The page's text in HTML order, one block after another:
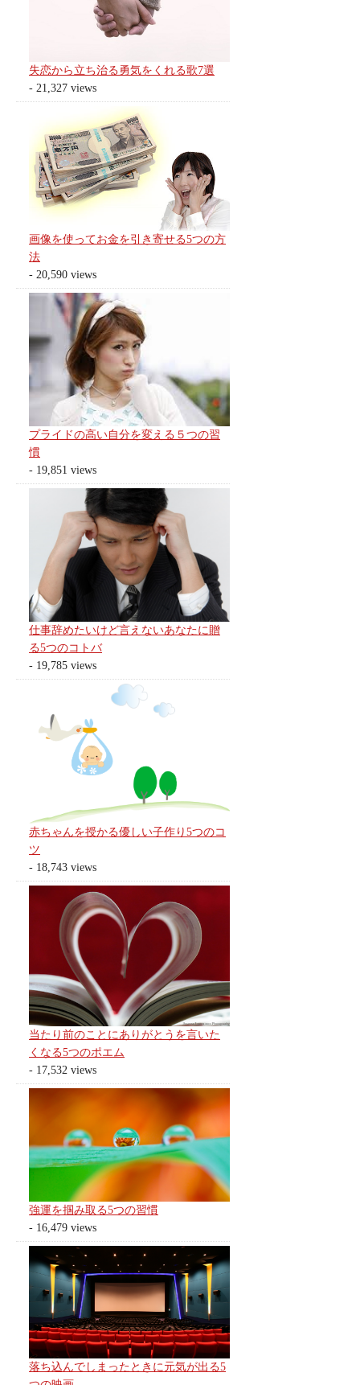
失恋から立ち治る勇気をくれる歌7選
- 21,327 views
画像を使ってお金を引き寄せる5つの方
法
- 20,590 views
プライドの高い自分を変える５つの習
慣
- 19,851 views
仕事辞めたいけど言えないあなたに贈
る5つのコトバ
- 19,785 views
赤ちゃんを授かる優しい子作り5つのコ
ツ
- 18,743 views
当たり前のことにありがとうを言いた
くなる5つのポエム
- 17,532 views
強運を掴み取る5つの習慣
- 16,479 views
落ち込んでしまったときに元気が出る5